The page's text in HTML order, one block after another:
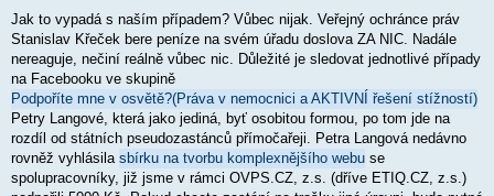
s
p
v
e
Jak to vypadá s naším případem? Vůbec nijak. Veřejný ochránce práv
Stanislav Křeček bere peníze na svém úřadu doslova ZA NIC. Nadále
nereaguje, nečiní reálně vůbec nic. Důležité je sledovat jednotlivé případy
na Facebooku ve skupině
Podpoříte mne v osvětě?(Práva v nemocnici a AKTIVNÍ řešení stížností)
Petry Langové, která jako jediná, byť osobitou formou, po tom jde na
rozdíl od státních pseudozastánců přímočařeji. Petra Langová nedávno
rovněž vyhlásila sbírku na tvorbu komplexnějšího webu se
spolupracovníky, již jsme v rámci OVPS.CZ, z.s. (dříve ETIQ.CZ, z.s.)